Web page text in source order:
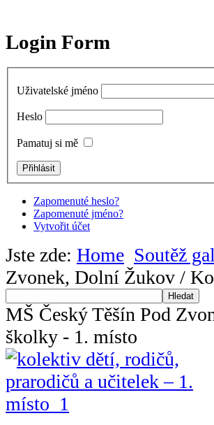
Login Form
Uživatelské jméno
Heslo
Pamatuj si mě
Zapomenuté heslo?
Zapomenuté jméno?
Vytvořit účet
Jste zde: Home Soutěž
Zvonek, Dolní Žukov /
Hledat
MŠ Český Těšín Pod
školky - 1. místo